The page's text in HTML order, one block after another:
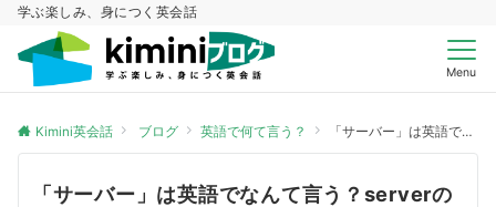
学ぶ楽しみ、身につく英会話
Menu
Kimini英会話 ブログ 英語で何て言う？ 「サーバー」は英語でなんて言う？serverの意味と使い方を解説
「サーバー」は英語でなんて言う？serverの